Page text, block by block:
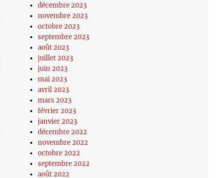
décembre 2023
novembre 2023
octobre 2023
septembre 2023
août 2023
juillet 2023
juin 2023
mai 2023
avril 2023
mars 2023
février 2023
janvier 2023
décembre 2022
novembre 2022
octobre 2022
septembre 2022
août 2022